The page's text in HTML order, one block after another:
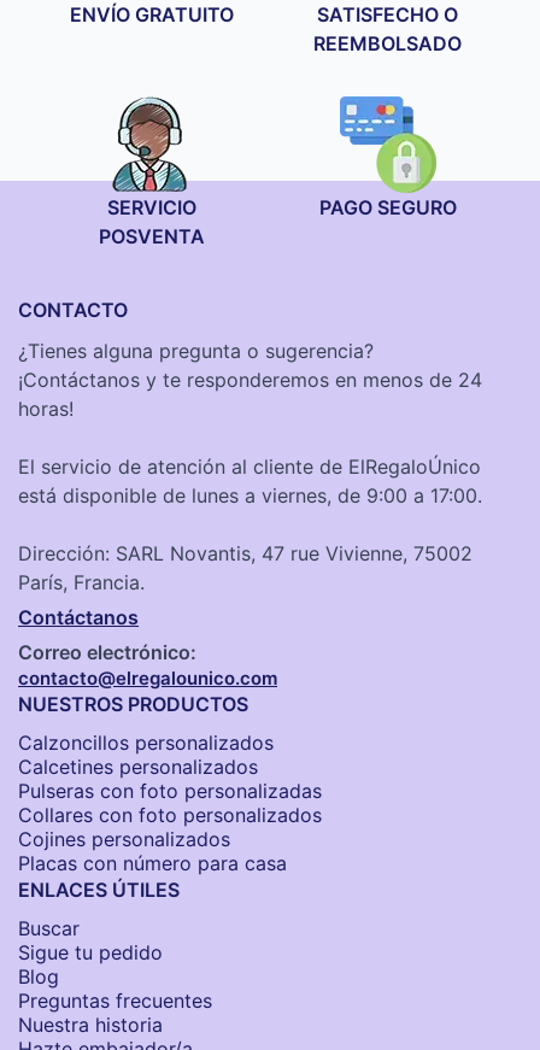
ENVÍO GRATUITO
SATISFECHO O
REEMBOLSADO
SERVICIO
POSVENTA
PAGO SEGURO
CONTACTO
¿Tienes alguna pregunta o sugerencia?
¡Contáctanos y te responderemos en menos de 24
horas!
El servicio de atención al cliente de ElRegaloÚnico
está disponible de lunes a viernes, de 9:00 a 17:00.
Dirección: SARL Novantis, 47 rue Vivienne, 75002
París, Francia.
Contáctanos
Correo electrónico:
contacto@elregalounico.com
NUESTROS PRODUCTOS
Calzoncillos personalizados​
Calcetines personalizados
Pulseras con foto personalizadas
Collares con foto personalizados
Cojines personalizados
Placas con número para casa
ENLACES ÚTILES
Buscar
Sigue tu pedido
Blog
Preguntas frecuentes
Nuestra historia